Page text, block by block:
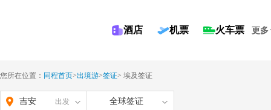
酒店 机票 火车票 更多
您所在位置： 同程首页>出境游>签证> 埃及签证
吉安 出发 全球签证